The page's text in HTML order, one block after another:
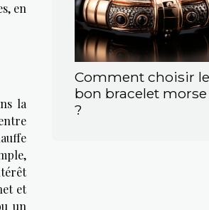
en
la
et
un
Comment choisir le
bon bracelet morse
?